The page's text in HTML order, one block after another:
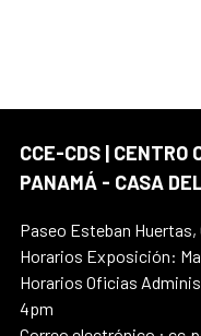
CCE-CDS | CENTRO
PANAMÁ - CASA
Paseo Esteban
Horarios Exposición:
Horarios Oficias
4pm